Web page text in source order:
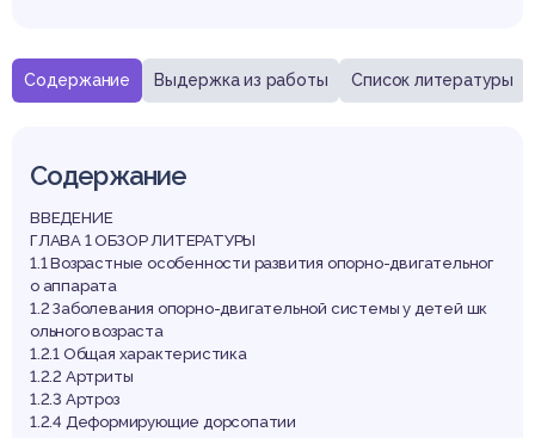
Содержание Выдержка из работы Список литературы
Содержание
ВВЕДЕНИЕ
ГЛАВА 1 ОБЗОР ЛИТЕРАТУРЫ
1.1 Возрастные особенности развития опорно-двигательног
о аппарата
1.2 Заболевания опорно-двигательной системы у детей шк
ольного возраста
1.2.1 Общая характеристика
1.2.2 Артриты
1.2.3 Артроз
1.2.4 Деформирующие дорсопатии